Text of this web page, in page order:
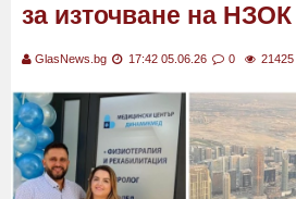
за източване на НЗОК
GlasNews.bg 17:42 05.06.26 0 21425